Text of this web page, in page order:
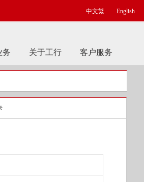
中文繁 English
务 关于工行 客户服务